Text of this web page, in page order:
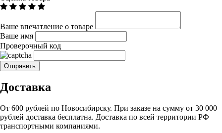
Ваше впечатление о товаре
Ваше имя
Проверочный код
Доставка
От 600 рублей по Новосибирску. При заказе на сумму от 30 000
рублей доставка бесплатна. Доставка по всей территории РФ
транспортными компаниями.